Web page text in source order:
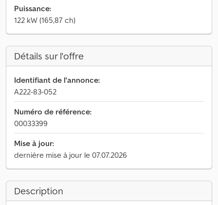
Puissance:
122 kW (165,87 ch)
Détails sur l'offre
Identifiant de l'annonce:
A222-83-052
Numéro de référence:
00033399
Mise à jour:
dernière mise à jour le 07.07.2026
Description